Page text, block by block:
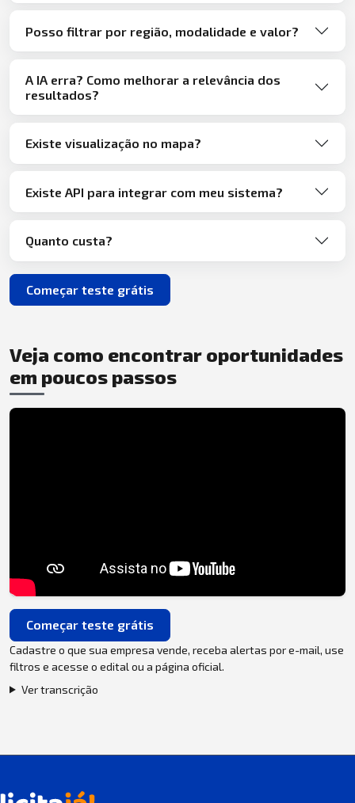
Posso filtrar por região, modalidade e valor?
A IA erra? Como melhorar a relevância dos
resultados?
Existe visualização no mapa?
Existe API para integrar com meu sistema?
Quanto custa?
Começar teste grátis
Veja como encontrar oportunidades
em poucos passos
Começar teste grátis
Cadastre o que sua empresa vende, receba alertas por e-mail, use
filtros e acesse o edital ou a página oficial.
Ver transcrição